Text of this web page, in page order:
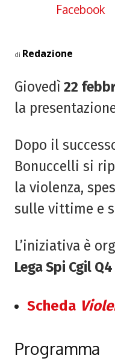
Facebook
di Redazione
Giovedì 22
la
Dopo il
Bonuccelli si
la violenza,
sulle vittime e
L’iniziativa è
Lega Spi Cgil
Scheda
Programma